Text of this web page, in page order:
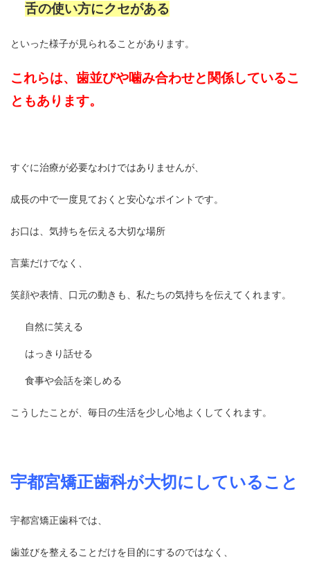
舌の使い方にクセがある
といった様子が見られることがあります。
これらは、歯並びや噛み合わせと関係しているこ
ともあります。
すぐに治療が必要なわけではありませんが、
成長の中で一度見ておくと安心なポイントです。
お口は、気持ちを伝える大切な場所
言葉だけでなく、
笑顔や表情、口元の動きも、私たちの気持ちを伝えてくれます。
自然に笑える
はっきり話せる
食事や会話を楽しめる
こうしたことが、毎日の生活を少し心地よくしてくれます。
宇都宮矯正歯科が大切にしていること
宇都宮矯正歯科では、
歯並びを整えることだけを目的にするのではなく、